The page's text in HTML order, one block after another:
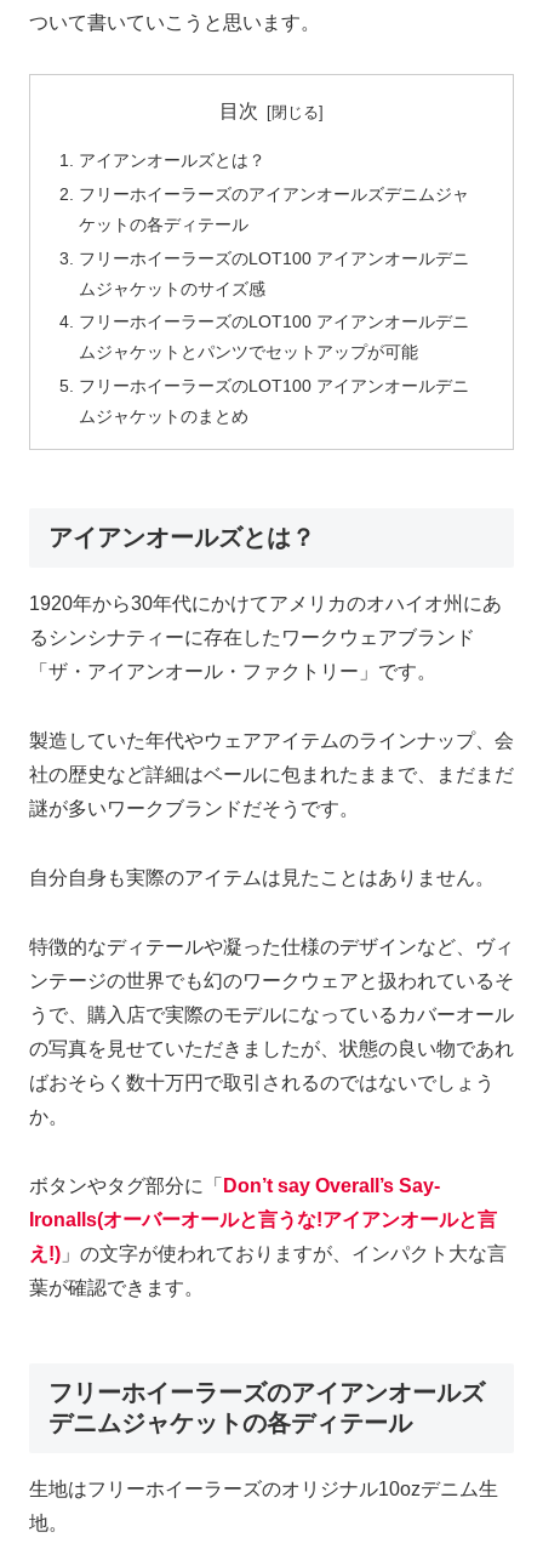
ついて書いていこうと思います。
目次
アイアンオールズとは？
フリーホイーラーズのアイアンオールズデニムジャ
ケットの各ディテール
フリーホイーラーズのLOT100 アイアンオールデニ
ムジャケットのサイズ感
フリーホイーラーズのLOT100 アイアンオールデニ
ムジャケットとパンツでセットアップが可能
フリーホイーラーズのLOT100 アイアンオールデニ
ムジャケットのまとめ
アイアンオールズとは？
1920年から30年代にかけてアメリカのオハイオ州にあ
るシンシナティーに存在したワークウェアブランド
「ザ・アイアンオール・ファクトリー」です。
製造していた年代やウェアアイテムのラインナップ、会
社の歴史など詳細はベールに包まれたままで、まだまだ
謎が多いワークブランドだそうです。
自分自身も実際のアイテムは見たことはありません。
特徴的なディテールや凝った仕様のデザインなど、ヴィ
ンテージの世界でも幻のワークウェアと扱われているそ
うで、購入店で実際のモデルになっているカバーオール
の写真を見せていただきましたが、状態の良い物であれ
ばおそらく数十万円で取引されるのではないでしょう
か。
ボタンやタグ部分に「 Don’t say Overall’s Say-
Ironalls(オーバーオールと言うな!アイアンオールと言
え!) 」の文字が使われておりますが、インパクト大な言
葉が確認できます。
フリーホイーラーズのアイアンオールズ
デニムジャケットの各ディテール
生地はフリーホイーラーズのオリジナル10ozデニム生
地。